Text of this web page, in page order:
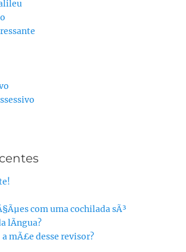
com uma cochilada sÃ³
lÃ­ngua?
mÃ£e desse revisor?